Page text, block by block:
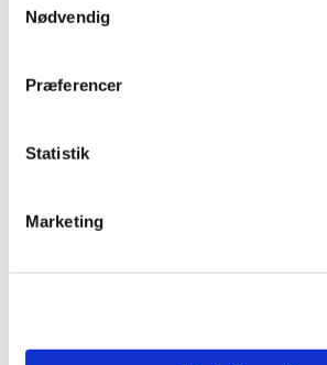
Nødvendig
Præferencer
Statistik
Marketing
Du vil måske